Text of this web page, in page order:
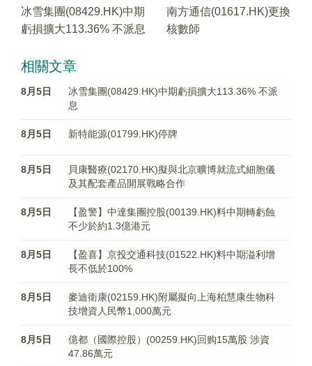
冰雪集團(08429.HK)中期
虧損擴大113.36% 不派息
南方通信(01617.HK)更換
核數師
相關文章
8月5日
冰雪集團(08429.HK)中期虧損擴大113.36% 不派
息
8月5日 新特能源(01799.HK)停牌
8月5日
貝康醫療(02170.HK)擬與北京曠博就流式細胞儀
及其配套產品開展戰略合作
8月5日
【盈警】中達集團控股(00139.HK)料中期轉虧蝕
不少於約1.3億港元
8月5日
【盈喜】京投交通科技(01522.HK)料中期溢利增
長不低於100%
8月5日
麥迪衛康(02159.HK)附屬擬向上海柏慧康生物科
技增資人民幣1,000萬元
8月5日
億都（國際控股）(00259.HK)回购15萬股 涉資
47.86萬元